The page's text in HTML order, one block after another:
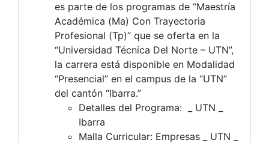
es parte de los programas de “Maestría
Académica (Ma) Con Trayectoria
Profesional (Tp)” que se oferta en la
“Universidad Técnica Del Norte – UTN”,
la carrera está disponible en Modalidad
“Presencial” en el campus de la “UTN”
del cantón “Ibarra.”
Detalles del Programa: _ UTN _
Ibarra
Malla Curricular: Empresas _ UTN _